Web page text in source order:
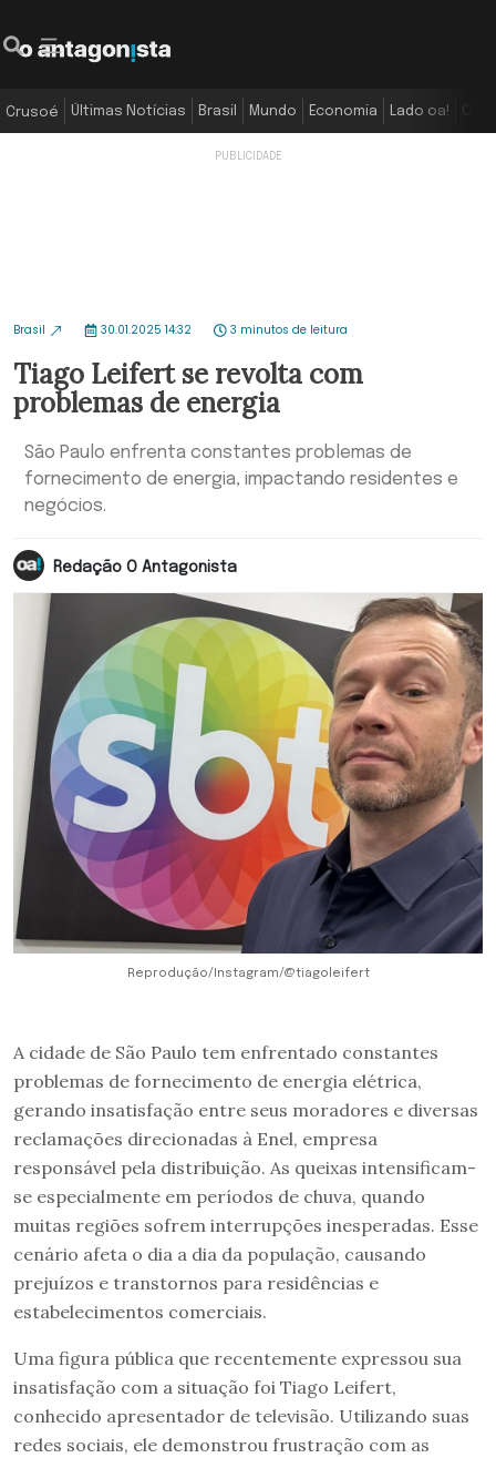
Crusoé Últimas Notícias Brasil Mundo Economia Lado oa!
Brasil 30.01.2025 14:32 3 minutos de leitura
Tiago Leifert se revolta com
problemas de energia
São Paulo enfrenta constantes problemas de
fornecimento de energia, impactando residentes e
negócios.
Redação O Antagonista
Reprodução/Instagram/@tiagoleifert
A cidade de São Paulo tem enfrentado constantes
problemas de fornecimento de energia elétrica,
gerando insatisfação entre seus moradores e diversas
reclamações direcionadas à Enel, empresa
responsável pela distribuição. As queixas intensificam-
se especialmente em períodos de chuva, quando
muitas regiões sofrem interrupções inesperadas. Esse
cenário afeta o dia a dia da população, causando
prejuízos e transtornos para residências e
estabelecimentos comerciais.
Uma figura pública que recentemente expressou sua
insatisfação com a situação foi Tiago Leifert,
conhecido apresentador de televisão. Utilizando suas
redes sociais, ele demonstrou frustração com as